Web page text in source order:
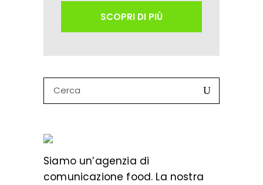
SCOPRI DI PIÙ
Siamo un’agenzia di
comunicazione food. La nostra